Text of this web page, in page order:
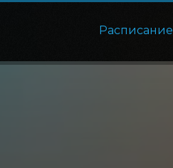
Расписание